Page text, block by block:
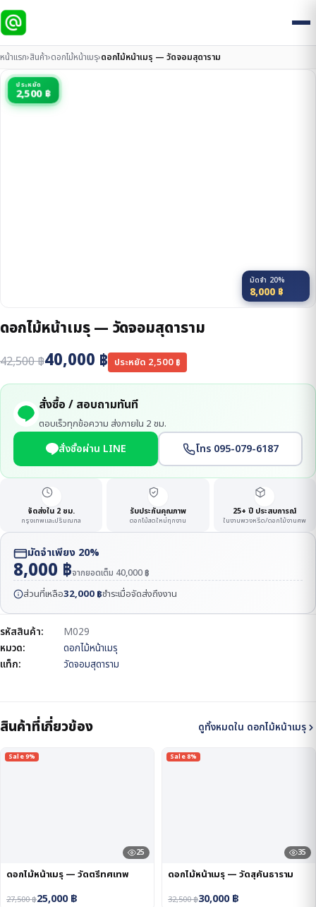
หน้าแรก›สินค้า›ดอกไม้หน้าเมรุ›ดอกไม้หน้าเมรุ — วัดจอมสุดาราม
ประหยัด
2,500 ฿
มัดจำ 20%
8,000 ฿
ดอกไม้หน้าเมรุ — วัดจอมสุดาราม
42,500฿40,000 ฿ ประหยัด 2,500 ฿
สั่งซื้อ / สอบถามทันที
ตอบเร็วทุกข้อความ ส่งภายใน 2 ชม.
สั่งซื้อผ่าน LINE โทร 095-079-6187
จัดส่งใน 2 ชม.
กรุงเทพและปริมณฑล
รับประกันคุณภาพ
ดอกไม้สดใหม่ทุกงาน
25+ ปี ประสบการณ์
ในงานพวงหรีด/ดอกไม้งานศพ
มัดจำเพียง 20%
8,000 ฿จากยอดเต็ม 40,000฿
ส่วนที่เหลือ32,000 ฿ชำระเมื่อจัดส่งถึงงาน
รหัสสินค้า:
M029
หมวด:
ดอกไม้หน้าเมรุ
แท็ก:
วัดจอมสุดาราม
สินค้าที่เกี่ยวข้อง ดูทั้งหมดใน ดอกไม้หน้าเมรุ
Sale 9%
25
ดอกไม้หน้าเมรุ — วัดตรีทศเทพ
27,500฿25,000฿
Sale 8%
35
ดอกไม้หน้าเมรุ — วัดสุคันธาราม
32,500฿30,000฿